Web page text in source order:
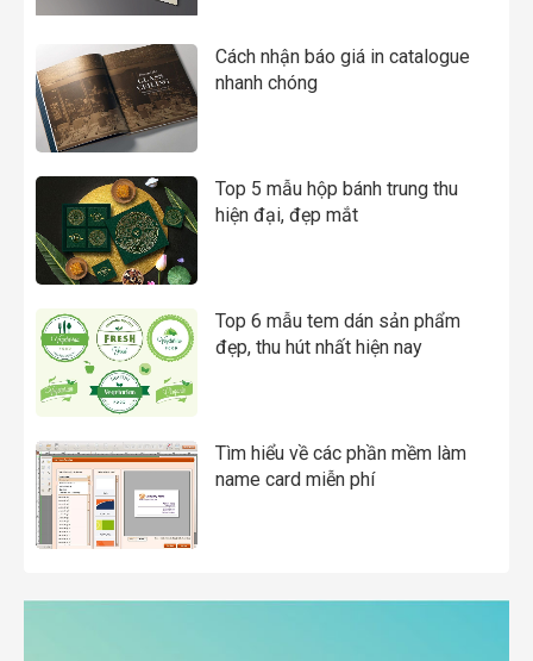
Cách nhận báo giá in catalogue
nhanh chóng
Top 5 mẫu hộp bánh trung thu
hiện đại, đẹp mắt
Top 6 mẫu tem dán sản phẩm
đẹp, thu hút nhất hiện nay
Tìm hiểu về các phần mềm làm
name card miễn phí